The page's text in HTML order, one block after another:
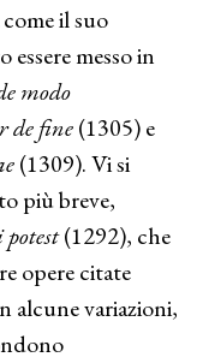
il suo
messo in
modo
de fine(1305) e
(1309). Vi si
più breve,
(1292), che
opere citate
alcune variazioni,